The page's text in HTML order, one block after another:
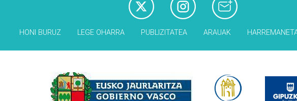
HONI BURUZ LEGE OHARRA PUBLIZITATEA ARAUAK